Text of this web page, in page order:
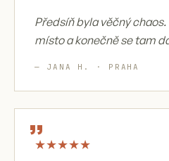
Předsíň byla věčný
místo a konečně se tam
— JANA H. · PRAHA
„
★★★★★